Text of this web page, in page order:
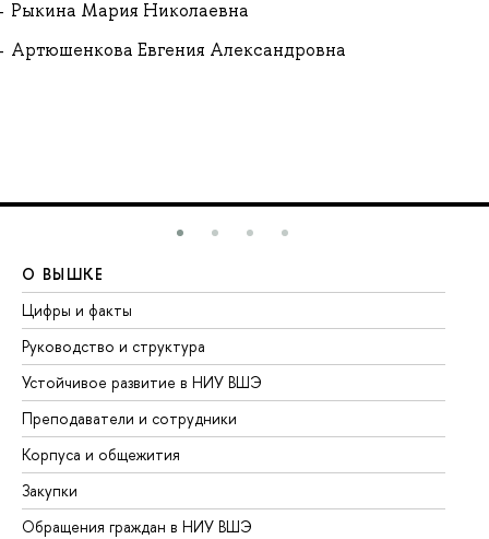
Рыкина Мария Николаевна
Артюшенкова Евгения Александровна
О ВЫШКЕ
Цифры и факты
Руководство и структура
Устойчивое развитие в НИУ ВШЭ
Преподаватели и сотрудники
Корпуса и общежития
Закупки
Обращения граждан в НИУ ВШЭ